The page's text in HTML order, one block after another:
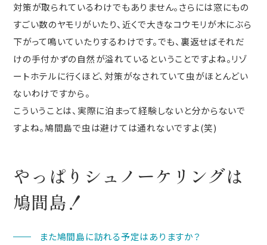
対策が取られているわけでもありません。さらには窓にもの
すごい数のヤモリがいたり、近くで大きなコウモリが木にぶら
下がって鳴いていたりするわけです。でも、裏返せばそれだ
けの手付かずの自然が溢れているということですよね。リゾ
ートホテルに行くほど、対策がなされていて虫がほとんどい
ないわけですから。
こういうことは、実際に泊まって経験しないと分からないで
すよね。鳩間島で虫は避けては通れないですよ(笑)
やっぱりシュノーケリングは
鳩間島！
また鳩間島に訪れる予定はありますか？